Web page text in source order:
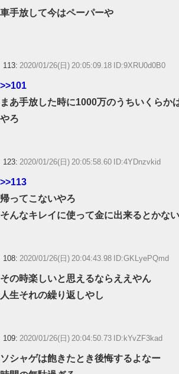
車手放して今はペーパーや
113: 2020/01/26(日) 20:05:09.18 ID:9XRU0d0B0
>>101
まあ手放した時に1000万のうちいくらか
やろ
123: 2020/01/26(日) 20:05:58.60 ID:4YDnzvkid
>>113
帰ってこないやろ
そんなキレイに使って金に出来るとかな
108: 2020/01/26(日) 20:04:43.98 ID:GKLyePQmd
その時楽しいと思えるならええやん
人生それの繰り返しやし
109: 2020/01/26(日) 20:04:50.73 ID:kYvZF3kad
ソシャゲは飽きたとき後悔するよなー